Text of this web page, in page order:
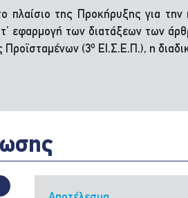
πλαίσιο της Προκήρυξης για
εφαρμογή των διατάξεων των
Προϊσταμένων (3ο ΕΙ.Σ.Ε.Π.), η